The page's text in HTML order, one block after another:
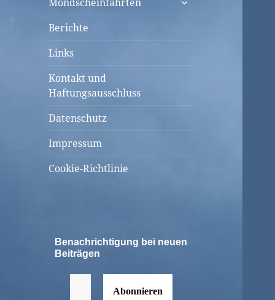
Berichte
Links
Kontakt und
Haftungsausschluss
Datenschutz
Impressum
Cookie-Richtlinie
Benachrichtigung bei neuen
Beiträgen